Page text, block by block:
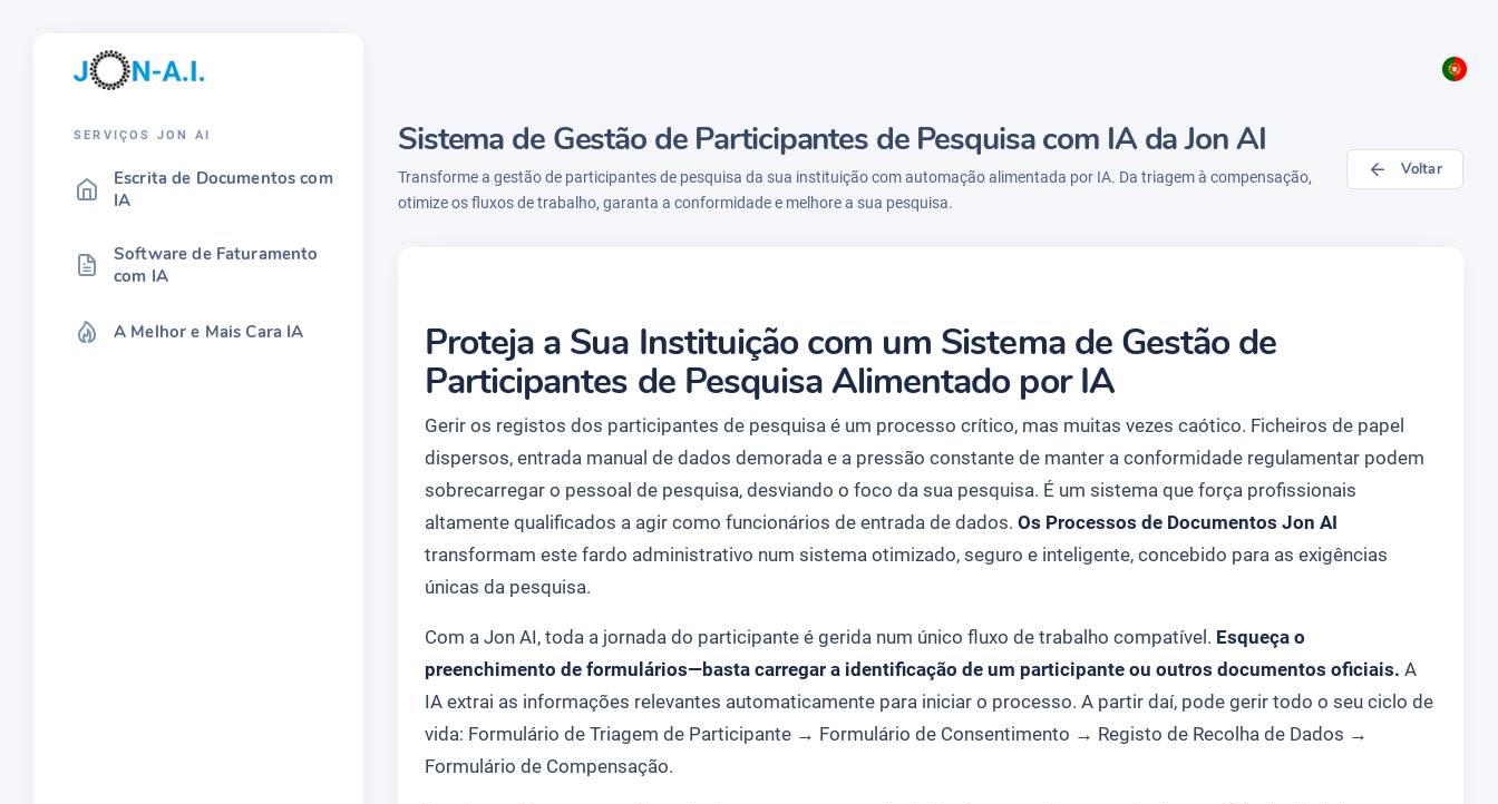
SERVIÇOS JON AI
Escrita de Documentos com
IA
Software de Faturamento
com IA
A Melhor e Mais Cara IA
Sistema de Gestão de Participantes de Pesquisa com IA da Jon AI
Transforme a gestão de participantes de pesquisa da sua instituição com automação alimentada por IA. Da triagem à compensação,
otimize os fluxos de trabalho, garanta a conformidade e melhore a sua pesquisa.
Voltar
Proteja a Sua Instituição com um Sistema de Gestão de
Participantes de Pesquisa Alimentado por IA
Gerir os registos dos participantes de pesquisa é um processo crítico, mas muitas vezes caótico. Ficheiros de papel
dispersos, entrada manual de dados demorada e a pressão constante de manter a conformidade regulamentar podem
sobrecarregar o pessoal de pesquisa, desviando o foco da sua pesquisa. É um sistema que força profissionais
altamente qualificados a agir como funcionários de entrada de dados. Os Processos de Documentos Jon AI
transformam este fardo administrativo num sistema otimizado, seguro e inteligente, concebido para as exigências
únicas da pesquisa.
Com a Jon AI, toda a jornada do participante é gerida num único fluxo de trabalho compatível. Esqueça o
preenchimento de formulários—basta carregar a identificação de um participante ou outros documentos oficiais. A
IA extrai as informações relevantes automaticamente para iniciar o processo. A partir daí, pode gerir todo o seu ciclo de
vida: Formulário de Triagem de Participante → Formulário de Consentimento → Registo de Recolha de Dados →
Formulário de Compensação.